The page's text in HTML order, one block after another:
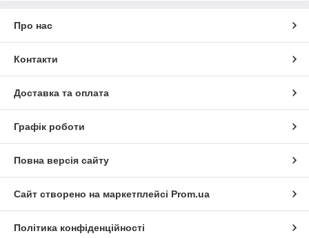
Про нас
Контакти
Доставка та оплата
Графік роботи
Повна версія сайту
Сайт створено на маркетплейсі Prom.ua
Політика конфіденційності